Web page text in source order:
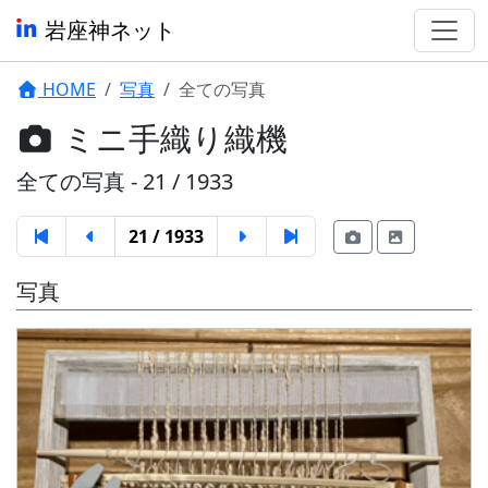
岩座神ネット
HOME 写真 全ての写真
ミニ手織り織機
全ての写真 - 21 / 1933
21 / 1933
写真